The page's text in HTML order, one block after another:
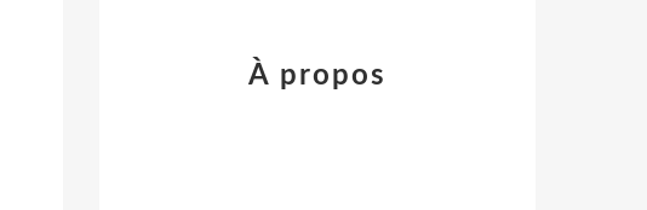
À propos